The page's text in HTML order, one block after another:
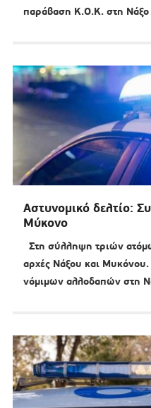
παράβαση Κ.Ο.Κ. στη Νάξο
Αστυνομικό δελτίο:
Μύκονο
Στη σύλληψη τριών
αρχές Νάξου και
νόμιμων αλλοδαπών στη